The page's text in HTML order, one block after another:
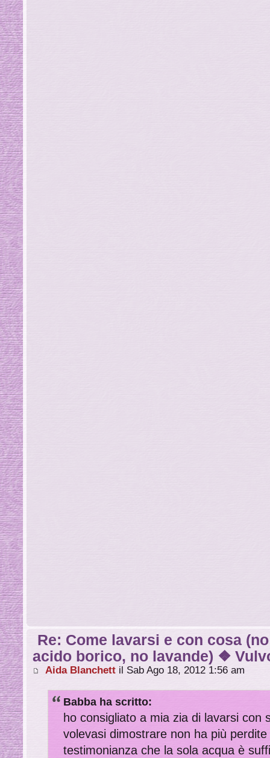
Re: Come lavarsi e con cosa
acido borico, no lavande) ❖
Aida Blanchett il Sab Ago 18, 2012 1:56 am
Babba ha scritto:
ho consigliato a mia zia di lavarsi con
volevasi dimostrare non ha più
testimonianza che la sola acqua è